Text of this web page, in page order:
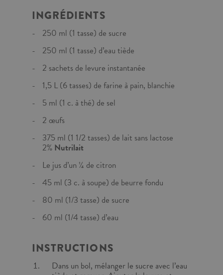
INGRÉDIENTS
250 ml (1 tasse) de sucre
250 ml (1 tasse) d’eau tiède
2 sachets de levure instantanée
1,5 L (6 tasses) de farine à pain, blanchie
5 ml (1 c. à thé) de sel
2 œufs
375 ml (1 1/2 tasses) de lait sans lactose
2% Nutrilait
Le jus d’un ¼ de citron
45 ml (3 c. à soupe) de beurre fondu
80 ml (1/3 tasse) de sucre
60 ml (1/4 tasse) d’eau
INSTRUCTIONS
Dans un bol, mélanger le sucre avec l’eau